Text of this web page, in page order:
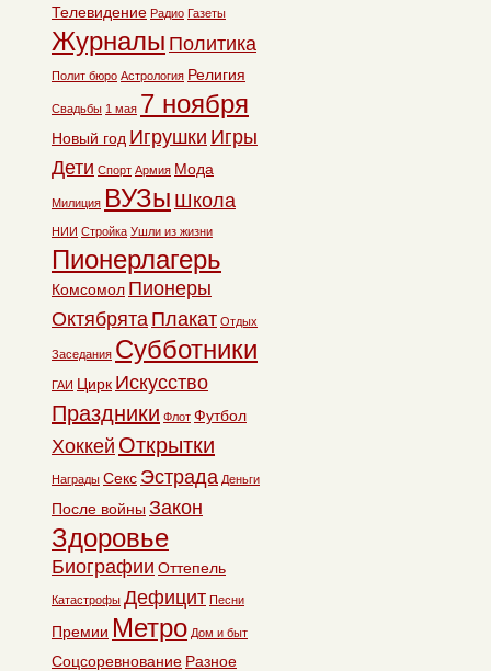
Телевидение Радио Газеты
Журналы Политика
Полит бюро Астрология Религия
Свадьбы 1 мая 7 ноября
Новый год Игрушки Игры
Дети Спорт Армия Мода
Милиция ВУЗы Школа
НИИ Стройка Ушли из жизни
Пионерлагерь
Комсомол Пионеры
Октябрята Плакат Отдых
Заседания Субботники
ГАИ Цирк Искусство
Праздники Флот Футбол
Хоккей Открытки
Награды Секс Эстрада Деньги
После войны Закон
Здоровье
Биографии Оттепель
Катастрофы Дефицит Песни
Премии Метро Дом и быт
Соцсоревнование Разное